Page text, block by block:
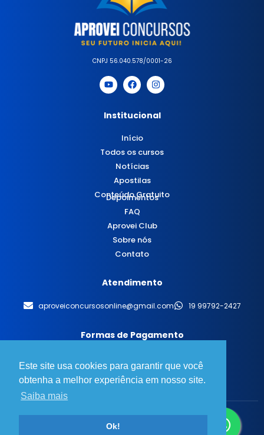
Este site usa cookies para garantir que você
obtenha a melhor experiência em nosso site.
Saiba mais
Ok!
CNPJ 56.040.578/0001-26
Institucional
Início
Todos os cursos
Notícias
Apostilas
Conteúdo Gratuito
Depoimentos
FAQ
Aprovei Club
Sobre nós
Contato
Atendimento
aproveiconcursosonline@gmail.com 19 99792-2427
Formas de Pagamento
© 2025 Aprovei Concursos - Todos os direitos reservados.